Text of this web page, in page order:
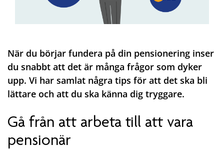
När du börjar fundera på din pensionering inser
du snabbt att det är många frågor som dyker
upp. Vi har samlat några tips för att det ska bli
lättare och att du ska känna dig tryggare.
Gå från att arbeta till att vara
pensionär